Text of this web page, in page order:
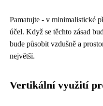
Pamatujte - v minimalistické
účel. Když se těchto zásad
bude působit vzdušně a
největší.
Vertikální využití